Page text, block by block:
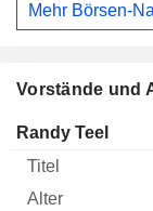
Mehr Börsen-
Vorstände und
Manager Titel
Randy Teel